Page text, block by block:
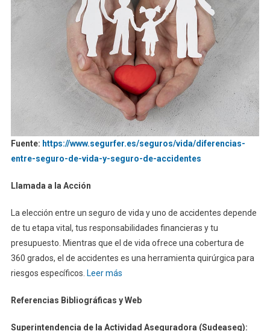
Fuente: https://www.segurfer.es/seguros/vida/diferencias-
entre-seguro-de-vida-y-seguro-de-accidentes
Llamada a la Acción
La elección entre un seguro de vida y uno de accidentes depende
de tu etapa vital, tus responsabilidades financieras y tu
presupuesto. Mientras que el de vida ofrece una cobertura de
360 grados, el de accidentes es una herramienta quirúrgica para
riesgos específicos. Leer más
Referencias Bibliográficas y Web
Superintendencia de la Actividad Aseguradora (Sudeaseg):